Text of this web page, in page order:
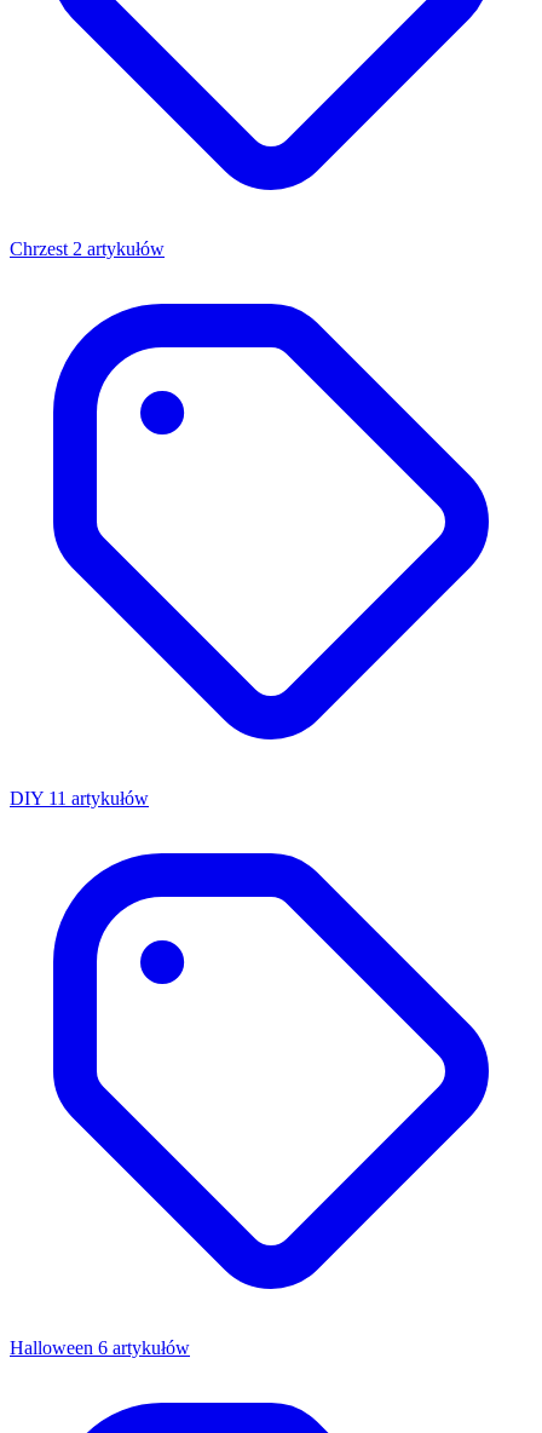
Chrzest 2 artykułów
DIY 11 artykułów
Halloween 6 artykułów